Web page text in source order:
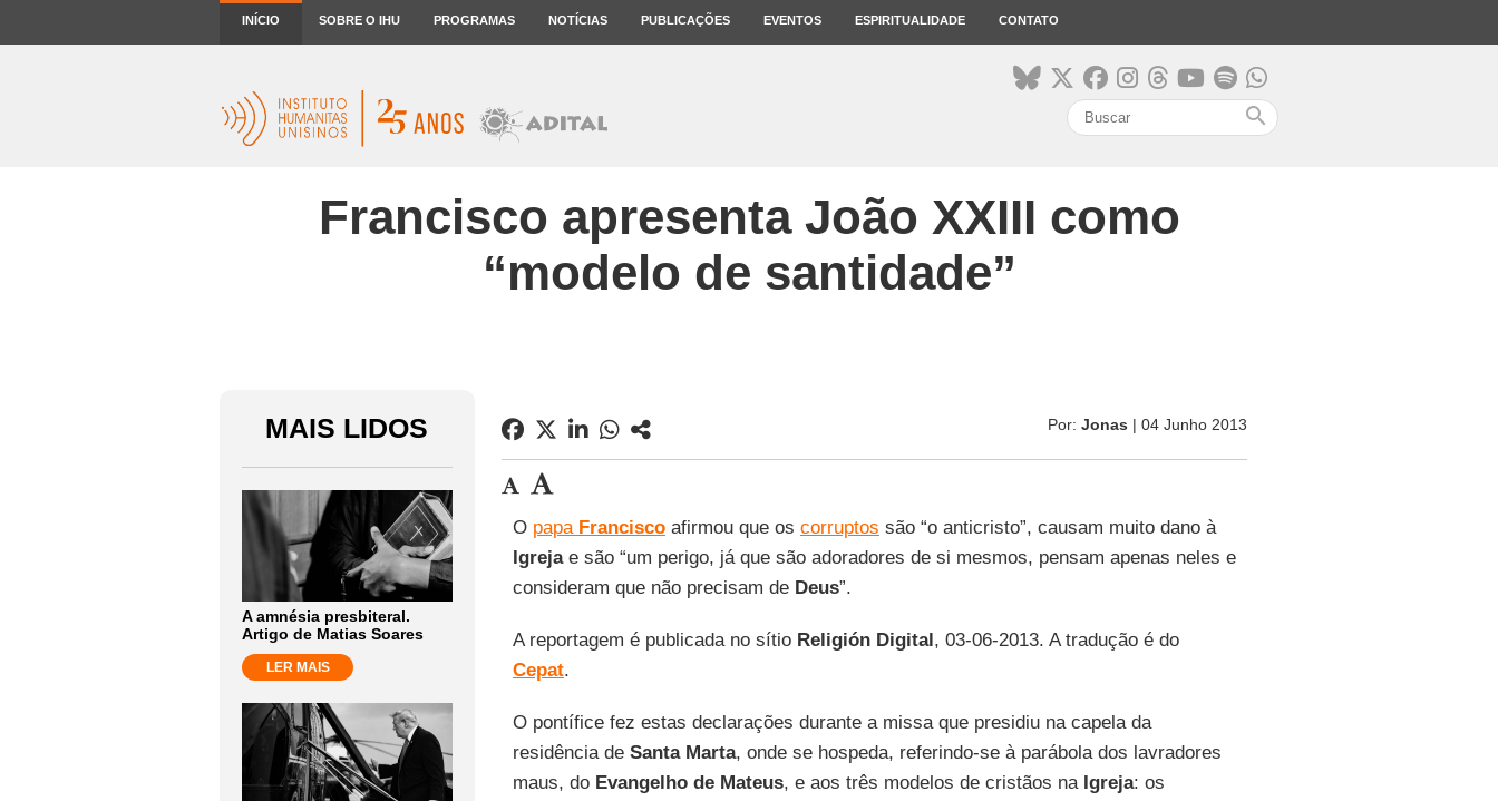
INÍCIO SOBRE O IHU PROGRAMAS NOTÍCIAS PUBLICAÇÕES EVENTOS ESPIRITUALIDADE CONTATO
search
Francisco apresenta João XXIII como
“modelo de santidade”
MAIS LIDOS
A amnésia presbiteral.
Artigo de Matias Soares
LER MAIS
Por: Jonas | 04 Junho 2013
O papa Franciscoafirmou que os corruptos são “o anticristo”, causam muito dano à
Igrejae são “um perigo, já que são adoradores de si mesmos, pensam apenas neles e
consideram que não precisam de Deus”.
A reportagem é publicada no sítio Religión Digital, 03-06-2013. A tradução é do
Cepat.
O pontífice fez estas declarações durante a missa que presidiu na capela da
residência de Santa Marta, onde se hospeda, referindo-se à parábola dos lavradores
maus, do Evangelho de Mateus, e aos três modelos de cristãos na Igreja: os